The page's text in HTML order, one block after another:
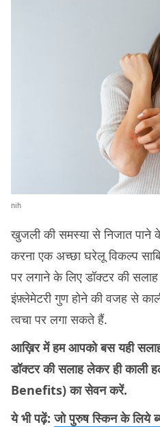
nih
खुजली की समस्या से निजात पाने
करना एक अच्छा घरेलू विकल्प
पर लगाने के लिए डॉक्टर की
इंफ़्लेमेटरी गुण होने की वजह से
त्वचा पर लगा सकते हैं.
आख़िर में हम आपको बस यही
डॉक्टर की सलाह लेकर ही
Benefits) का सेवन करें.
ये भी पढ़ें:जो पुरुष स्किन के लिये